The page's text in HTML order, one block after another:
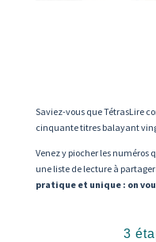
Saviez-vous que TétrasLire
cinquante titres balayant
Venez y piocher les numéros
une liste de lecture à
pratique et unique : on
3